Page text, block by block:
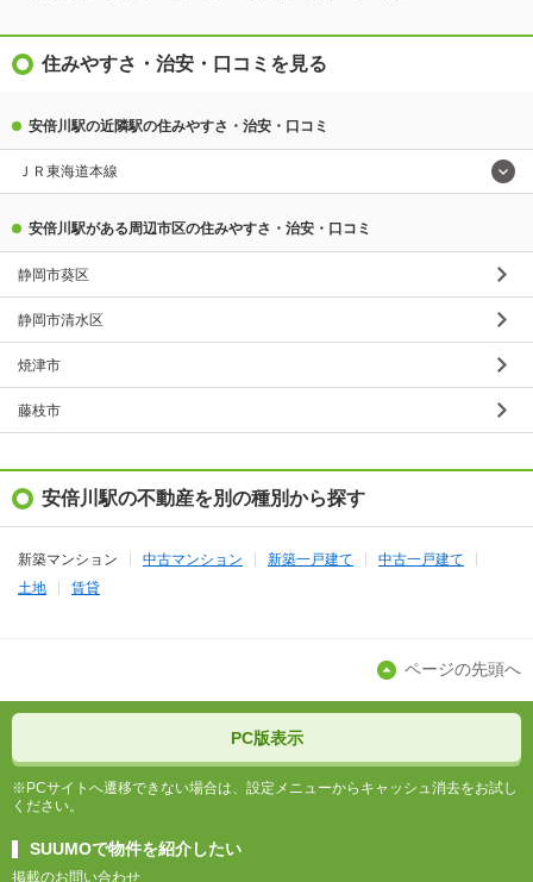
住みやすさ・治安・口コミを見る
安倍川駅の近隣駅の住みやすさ・治安・口コミ
ＪＲ東海道本線
安倍川駅がある周辺市区の住みやすさ・治安・口コミ
静岡市葵区
静岡市清水区
焼津市
藤枝市
安倍川駅の不動産を別の種別から探す
新築マンション 中古マンション 新築一戸建て
中古一戸建て
土地
賃貸
ページの先頭へ
PC版表示
※PCサイトへ遷移できない場合は、設定メニューからキャッシュ消去をお試し
ください。
SUUMOで物件を紹介したい
掲載のお問い合わせ